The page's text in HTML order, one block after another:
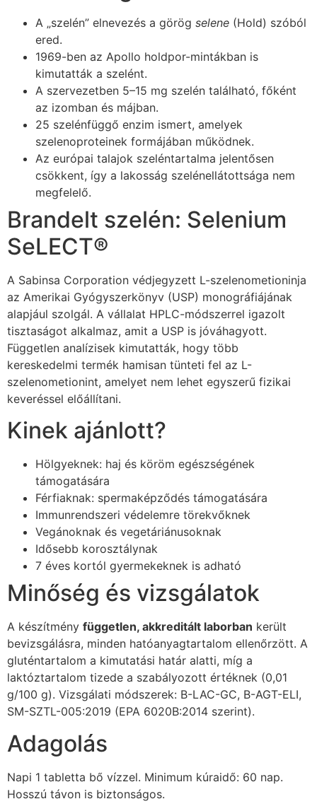
A „szelén” elnevezés a görög selene (Hold) szóból
ered.
1969-ben az Apollo holdpor-mintákban is
kimutatták a szelént.
A szervezetben 5–15 mg szelén található, főként
az izomban és májban.
25 szelénfüggő enzim ismert, amelyek
szelenoproteinek formájában működnek.
Az európai talajok szeléntartalma jelentősen
csökkent, így a lakosság szelénellátottsága nem
megfelelő.
Brandelt szelén: Selenium
SeLECT®
A Sabinsa Corporation védjegyzett L-szelenometioninja
az Amerikai Gyógyszerkönyv (USP) monográfiájának
alapjául szolgál. A vállalat HPLC-módszerrel igazolt
tisztaságot alkalmaz, amit a USP is jóváhagyott.
Független analízisek kimutatták, hogy több
kereskedelmi termék hamisan tünteti fel az L-
szelenometionint, amelyet nem lehet egyszerű fizikai
keveréssel előállítani.
Kinek ajánlott?
Hölgyeknek: haj és köröm egészségének
támogatására
Férfiaknak: spermaképződés támogatására
Immunrendszeri védelemre törekvőknek
Vegánoknak és vegetáriánusoknak
Idősebb korosztálynak
7 éves kortól gyermekeknek is adható
Minőség és vizsgálatok
A készítmény független, akkreditált laborban került
bevizsgálásra, minden hatóanyagtartalom ellenőrzött. A
gluténtartalom a kimutatási határ alatti, míg a
laktóztartalom tizede a szabályozott értéknek (0,01
g/100 g). Vizsgálati módszerek: B-LAC-GC, B-AGT-ELI,
SM-SZTL-005:2019 (EPA 6020B:2014 szerint).
Adagolás
Napi 1 tabletta bő vízzel. Minimum kúraidő: 60 nap.
Hosszú távon is biztonságos.